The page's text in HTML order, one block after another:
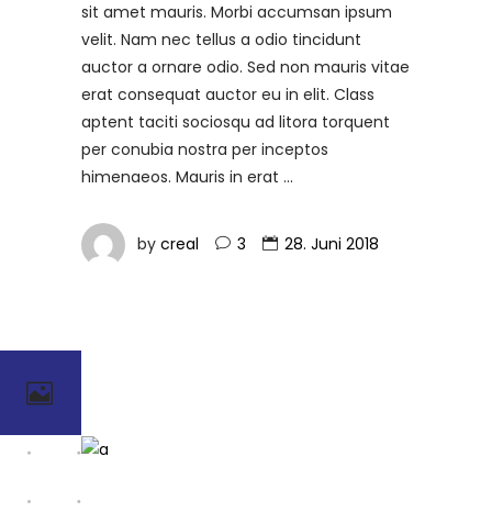
sit amet mauris. Morbi accumsan ipsum
velit. Nam nec tellus a odio tincidunt
auctor a ornare odio. Sed non mauris vitae
erat consequat auctor eu in elit. Class
aptent taciti sociosqu ad litora torquent
per conubia nostra per inceptos
himenaeos. Mauris in erat
by creal 3 28. Juni 2018